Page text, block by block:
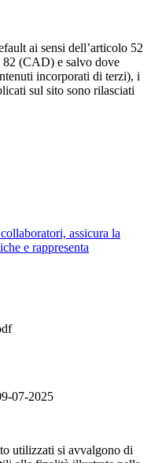
ai sensi dell’articolo 52
82 (CAD) e salvo dove
incorporati di terzi), i
sul sito sono rilasciati
assicura la
e rappresenta
07-2025
utilizzati si avvalgono di